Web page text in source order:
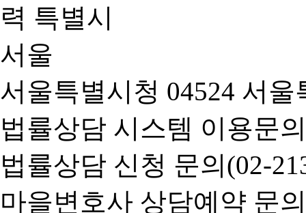
서울특별시청 04524 서
법률상담 시스템 이용문
법률상담 신청 문의(02-
마을변호사 상담예약 문